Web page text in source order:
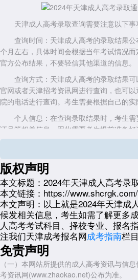
天津成人高考录取查询需要注意以下事
查询时间：天津成人高考的录取结果公
个月左右，具体时间会根据当年考试情况
官方公布结果，不要轻信其他渠道的信息。
查询方式：天津成人高考的录取结果可
官网或者天津招考资讯网进行查询，也可
院的电话进行查询。考生需要根据自己的实
个人信息：在查询录取结果时，考生需
证号等相关信息，因此需要考生提前准备
意保护好自己的个人信息和资料，避免被
录取通知：如果考生被录取，除了在官
还会收到招生院校寄发的录取通知书。考生
官方网站和相关机构的通知和公告。
注意事项：在查询录取结果时，考生需
择正规的查询渠道，避免被不法分子利用;
信息和资料，避免因信息错误导致查询结
自己的个人信息和资料，避免被泄露。
展开全文
版权声明
本文标题： 2024年天津成人高考录
本文链接： https://
本文声明： 以上就是2024年天津成
候发相关信息，考生如需了解更多
人高考考试科目、择校专业、报名
注我们天津成考报名网成考指南栏目
免责声明
（一）本网站所提供的成人高考资讯与信
考资讯网(www.zhaokao.net)公布为准。